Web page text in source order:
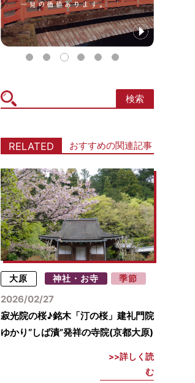
icon
検索
RELATED おすすめの関連記事
大原 神社・お寺 季節
2026/02/27
寂光院の桜♪銘木「汀の桜」建礼門院
ゆかり“しば漬”発祥の寺院(京都大原)
詳しく読
む